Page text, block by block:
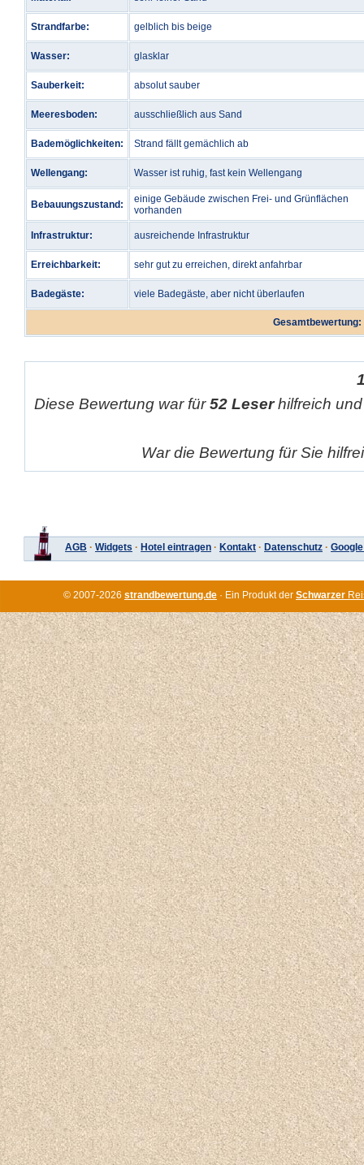
Strandfarbe: gelblich bis beige
Wasser: glasklar
Sauberkeit: absolut sauber
Meeresboden: ausschließlich aus Sand
Bademöglichkeiten: Strand fällt gemächlich ab
Wellengang: Wasser ist ruhig, fast kein Wellengang
Bebauungszustand:
einige Gebäude zwischen Frei- und Grünflächen
vorhanden
Infrastruktur: ausreichende Infrastruktur
Erreichbarkeit: sehr gut zu erreichen, direkt anfahrbar
Badegäste: viele Badegäste, aber nicht überlaufen
Gesamtbewertung:
Diese Bewertung war für52 Leserhilfreich
War die Bewertung für Sie
AGB · Widgets · Hotel eintragen · Kontakt · Datenschutz ·
© 2007-2026 strandbewertung.de · Ein Produkt der Schwarzer